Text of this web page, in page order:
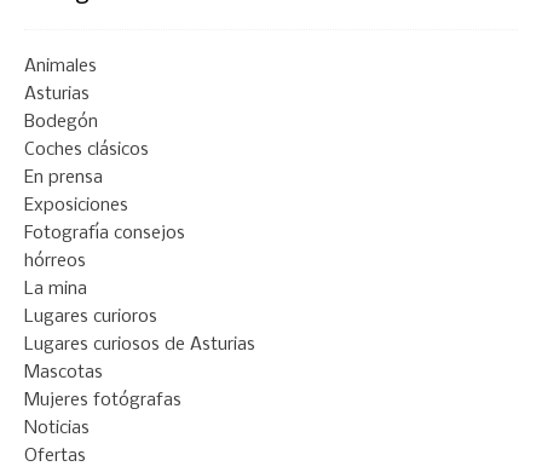
Animales
Asturias
Bodegón
Coches clásicos
En prensa
Exposiciones
Fotografía consejos
hórreos
La mina
Lugares curioros
Lugares curiosos de Asturias
Mascotas
Mujeres fotógrafas
Noticias
Ofertas